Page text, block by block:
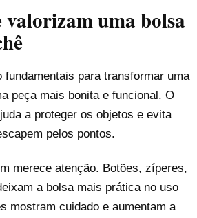
valorizam uma bolsa
fundamentais para transformar uma
peça mais bonita e funcional. O
a proteger os objetos e evita
pelos pontos.
merece atenção. Botões, zíperes,
a bolsa mais prática no uso
mostram cuidado e aumentam a